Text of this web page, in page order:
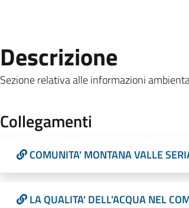
Descrizione
Sezione relativa alle informazioni
Collegamenti
COMUNITA' MONTANA VALLE
LA QUALITA' DELL'ACQUA NEL